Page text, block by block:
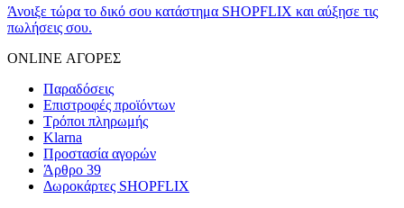
Άνοιξε τώρα το δικό σου κατάστημα SHOPFLIX και αύξησε τις
πωλήσεις σου.
ONLINE ΑΓΟΡΕΣ
Παραδόσεις
Επιστροφές προϊόντων
Τρόποι πληρωμής
Klarna
Προστασία αγορών
Άρθρο 39
Δωροκάρτες SHOPFLIX